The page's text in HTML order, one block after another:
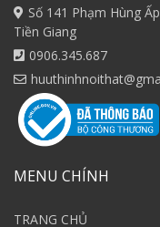
Số 141 Phạm Hùng
Tiền Giang
0906.345.687
MENU CHÍNH
TRANG CHỦ